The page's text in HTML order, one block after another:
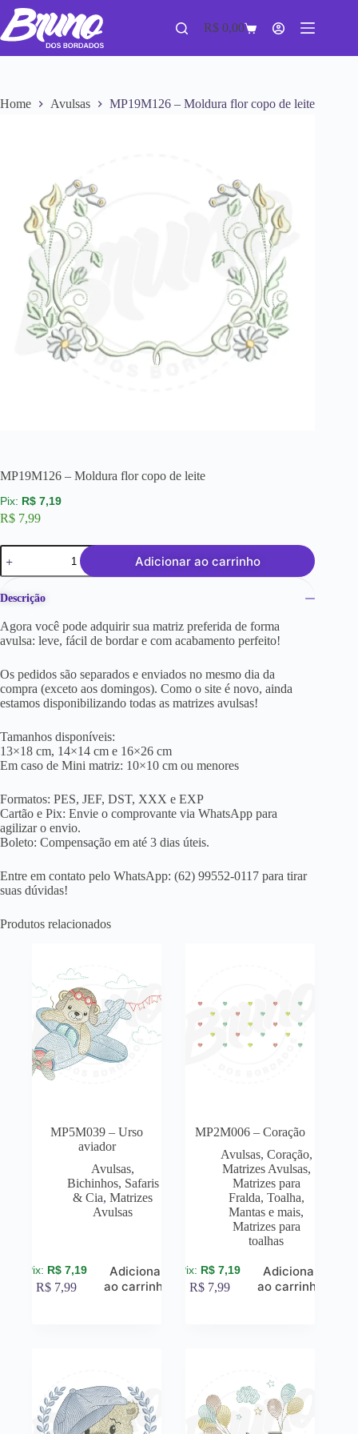
R$ 0,00
Home Avulsas MP19M126 – Moldura flor copo de leite
MP19M126 – Moldura flor copo de leite
R$ 7,19
R$ 7,99
Adicionar ao carrinho
Descrição
Agora você pode adquirir sua matriz preferida de forma
avulsa: leve, fácil de bordar e com acabamento perfeito!
Os pedidos são separados e enviados no mesmo dia da
compra (exceto aos domingos). Como o site é novo, ainda
estamos disponibilizando todas as matrizes avulsas!
Tamanhos disponíveis:
13×18 cm, 14×14 cm e 16×26 cm
Em caso de Mini matriz: 10×10 cm ou menores
Formatos: PES, JEF, DST, XXX e EXP
Cartão e Pix: Envie o comprovante via WhatsApp para
agilizar o envio.
Boleto: Compensação em até 3 dias úteis.
Entre em contato pelo WhatsApp: (62) 99552-0117 para tirar
suas dúvidas!
Produtos relacionados
MP5M039 – Urso
aviador
Avulsas,
Bichinhos, Safaris
& Cia,Matrizes
Avulsas
R$ 7,19
R$ 7,99
Adicionar
ao carrinho
MP2M006 – Coração
Avulsas, Coração,
Matrizes Avulsas,
Matrizes para
Fralda, Toalha,
Mantas e mais,
Matrizes para
toalhas
R$ 7,19
R$ 7,99
Adicionar
ao carrinho